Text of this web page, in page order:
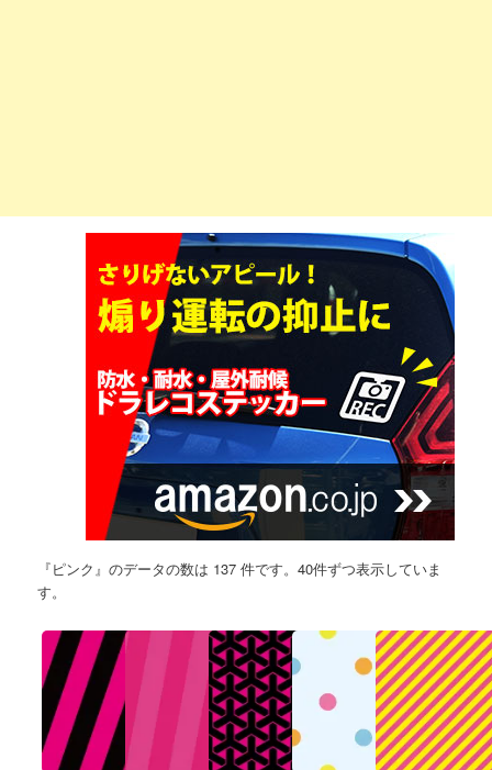
『ピンク』のデータの数は 137 件です。40件ずつ表示していま
す。